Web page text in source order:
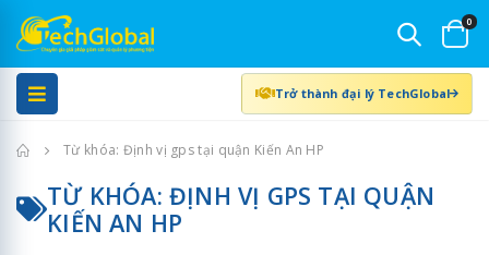
0
Trở thành đại lý TechGlobal
Trang chủTừ khóa: Định vị gps tại quận Kiến An HP
TỪ KHÓA: ĐỊNH VỊ GPS TẠI QUẬN
KIẾN AN HP